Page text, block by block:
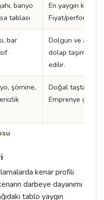
banyo
tablası
En yaygın kuvars
Fiyat/
bar
Dolgun ve ağır
dolap taşıma
edilir.
şömine,
Doğal taşta
Emprenye
kenar profili
darbeye dayanımı
tablo yaygın